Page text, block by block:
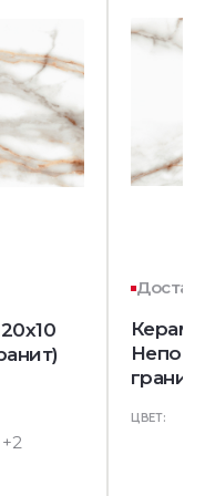
+2
гранит)
ЦВЕТ: